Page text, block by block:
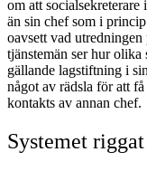
om att
än sin chef som i
oavsett vad
tjänstemän ser hur olika
gällande lagstiftning i
något av rädsla för att
kontakts av annan chef.
Systemet